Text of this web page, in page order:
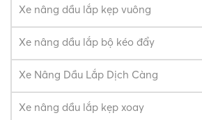
Xe nâng dầu lắp kẹp vuông
Xe nâng dầu lắp bộ kéo đẩy
Xe Nâng Dầu Lắp Dịch Càng
Xe nâng dầu lắp kẹp xoay